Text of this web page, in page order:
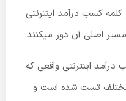
کلمه کسب درآمد اینترنتی
اصلی آن دور میکنند.
درآمد اینترنتی واقعی که
مختلف تست شده است و